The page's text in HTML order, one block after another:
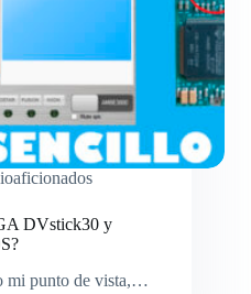
DVstick30 y
mi punto de vista,…